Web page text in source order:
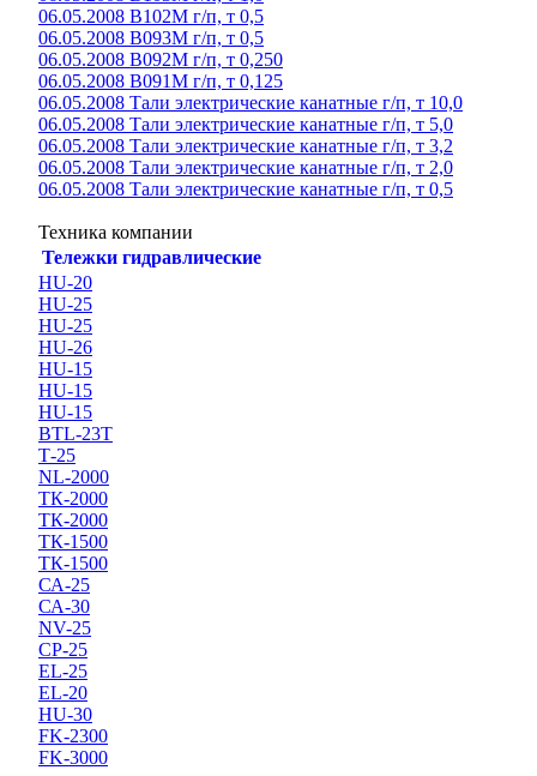
06.05.2008 В102М г/п, т 0,5
06.05.2008 В093М г/п, т 0,5
06.05.2008 В092М г/п, т 0,250
06.05.2008 В091М г/п, т 0,125
06.05.2008 Тали электрические канатные г/п, т 10,0
06.05.2008 Тали электрические канатные г/п, т 5,0
06.05.2008 Тали электрические канатные г/п, т 3,2
06.05.2008 Тали электрические канатные г/п, т 2,0
06.05.2008 Тали электрические канатные г/п, т 0,5
Техника компании
Тележки гидравлические
HU-20
HU-25
HU-25
HU-26
HU-15
HU-15
HU-15
BTL-23T
Т-25
NL-2000
ТК-2000
ТК-2000
ТК-1500
ТК-1500
СА-25
СА-30
NV-25
CP-25
EL-25
EL-20
HU-30
FK-2300
FK-3000